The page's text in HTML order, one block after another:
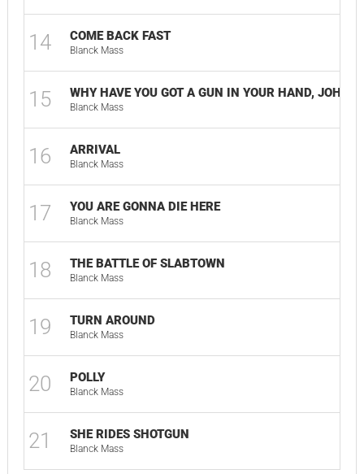
14 COME BACK FAST
Blanck Mass
15 WHY HAVE YOU GOT A GUN IN YOUR HAND, JOHN?
Blanck Mass
16 ARRIVAL
Blanck Mass
17 YOU ARE GONNA DIE HERE
Blanck Mass
18 THE BATTLE OF SLABTOWN
Blanck Mass
19 TURN AROUND
Blanck Mass
20 POLLY
Blanck Mass
21 SHE RIDES SHOTGUN
Blanck Mass